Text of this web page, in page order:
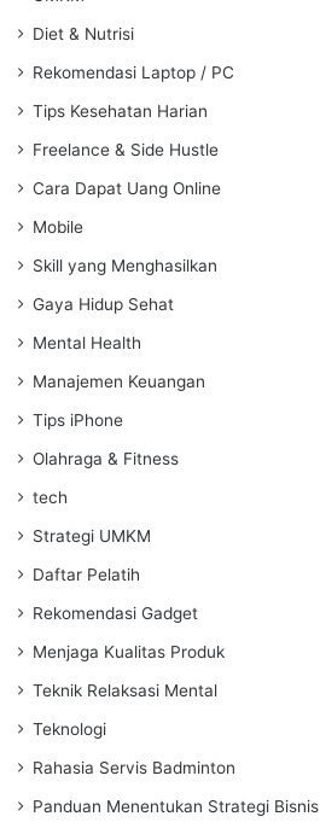
Diet & Nutrisi
Rekomendasi Laptop / PC
Tips Kesehatan Harian
Freelance & Side Hustle
Cara Dapat Uang Online
Mobile
Skill yang Menghasilkan
Gaya Hidup Sehat
Mental Health
Manajemen Keuangan
Tips iPhone
Olahraga & Fitness
tech
Strategi UMKM
Daftar Pelatih
Rekomendasi Gadget
Menjaga Kualitas Produk
Teknik Relaksasi Mental
Teknologi
Rahasia Servis Badminton
Panduan Menentukan Strategi Bisnis